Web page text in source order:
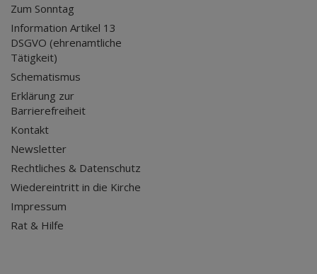
Zum Sonntag
Information Artikel 13
DSGVO (ehrenamtliche
Tätigkeit)
Schematismus
Erklärung zur
Barrierefreiheit
Kontakt
Newsletter
Rechtliches & Datenschutz
Wiedereintritt in die Kirche
Impressum
Rat & Hilfe